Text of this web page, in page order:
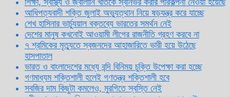
আধিপত্যবাদী শক্তি জুলাই অভ্যুত্থান নিয়ে ষড়যন্ত্র করে যাচ্ছে
শেখ হাসিনার ভার্চ্যুয়াল বক্তব্যে ভারতের সমর্থন নেই
দেশের মানুষ কখনোই আওয়ামী লীগের রাজনীতি গ্রহণ করবে না
৭ শ্রমিকের মৃত্যুতে স্বজনদের আহাজারিতে ভারী হয়ে উঠেছে
হাসপাতাল
ভারত ও বাংলাদেশের মধ্যে বন্দি বিনিময় চুক্তি উপেক্ষা করা হচ্ছে
গণমাধ্যম শক্তিশালী হলেই গণতন্ত্র শক্তিশালী হবে
সবজির দাম কিছুটা কমলেও, মুরগিতে স্বস্তি নেই